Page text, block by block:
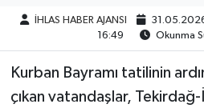
İHLAS HABER AJANSI
16:49
Okunma
Kurban Bayramı tatilinin
çıkan vatandaşlar,